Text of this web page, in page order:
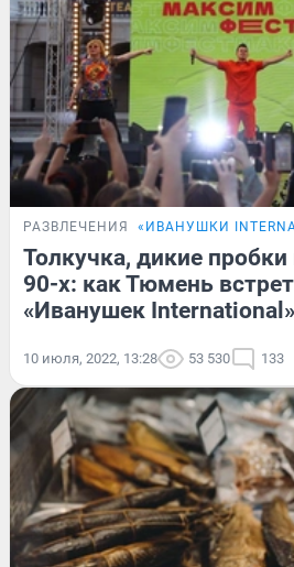
РАЗВЛЕЧЕНИЯ «ИВАНУШКИ
Толкучка, дикие
90-х: как Тюмень
«Иванушек International»
10 июля, 2022, 13:28 53 530 133